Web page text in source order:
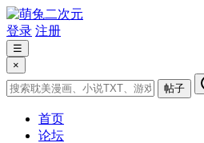
登录 注册
☰
×
帖子
首页
论坛